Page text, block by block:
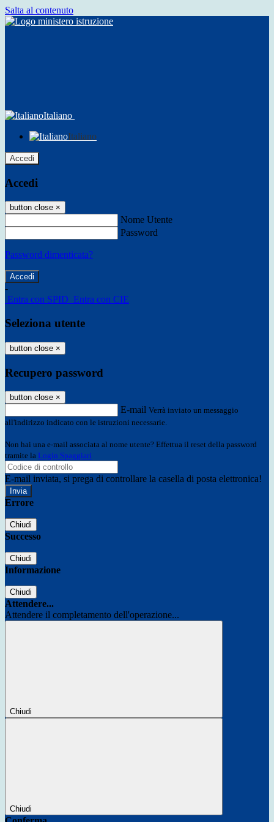
Salta al contenuto
Italiano
Italiano
Accedi
Accedi
button close ×
Nome Utente
Password
Password dimenticata?
-
Entra con SPID Entra con CIE
Seleziona utente
button close ×
Recupero password
button close ×
E-mail Verrà inviato un messaggio
all'indirizzo indicato con le istruzioni necessarie.
Non hai una e-mail associata al nome utente? Effettua il reset della password
tramite la Login Spaggiari
E-mail inviata, si prega di controllare la casella di posta elettronica!
Errore
Chiudi
Successo
Chiudi
Informazione
Chiudi
Attendere...
Attendere il completamento dell'operazione...
Chiudi
Chiudi